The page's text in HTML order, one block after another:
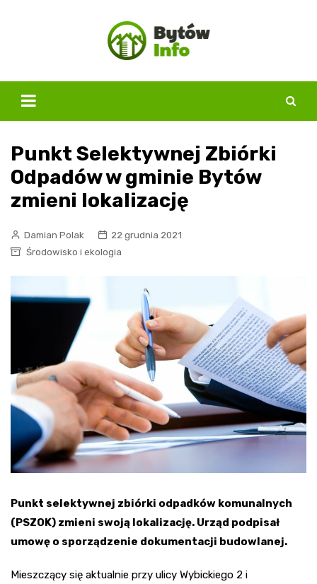
Punkt Selektywnej Zbiórki
Odpadów w gminie Bytów
zmieni lokalizację
Damian Polak
22 grudnia 2021
Środowisko i ekologia
Punkt selektywnej zbiórki odpadków komunalnych
(PSZOK) zmieni swoją lokalizację. Urząd podpisał
umowę o sporządzenie dokumentacji budowlanej.
Mieszczący się aktualnie przy ulicy Wybickiego 2 i